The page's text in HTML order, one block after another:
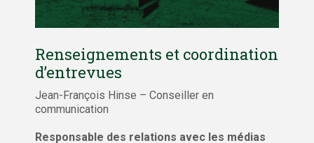
Renseignements et coordination
d’entrevues
Jean-François Hinse – Conseiller en
communication
Responsable des relations avec les médias